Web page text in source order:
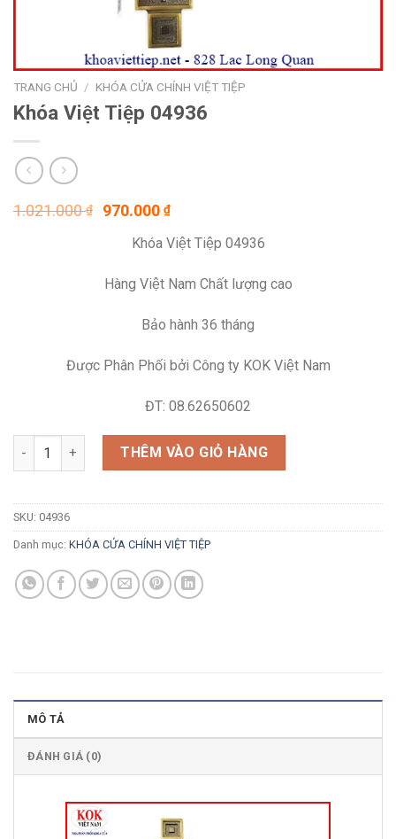
TRANG CHỦ / KHÓA CỬA CHÍNH VIỆT TIỆP
Khóa Việt Tiệp 04936
1.021.000₫
Giá
1.021.000 ₫.
970.000₫Giá
tại
là:
970.000 ₫.
Khóa Việt Tiệp 04936
Hàng Việt Nam Chất lượng cao
Bảo hành 36 tháng
Được Phân Phối bởi Công ty KOK Việt Nam
ĐT: 08.62650602
Khóa Việt Tiệp 04936 số lượngTHÊM VÀO GIỎ HÀNG
SKU: 04936
Danh mục: KHÓA CỬA CHÍNH VIỆT TIỆP
MÔ TẢ
ĐÁNH GIÁ (0)